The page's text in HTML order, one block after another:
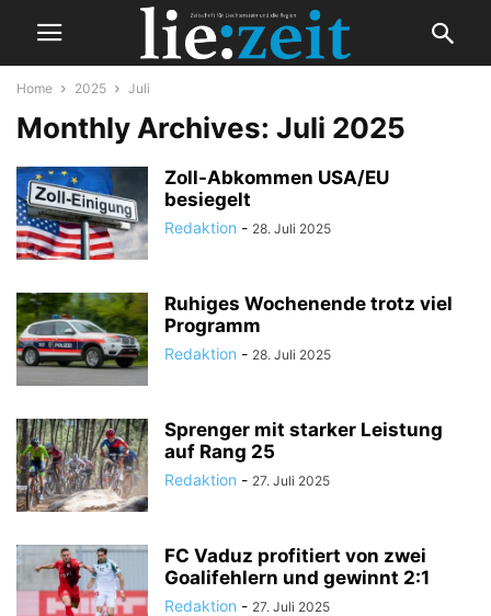
Home 2025 Juli
Monthly Archives: Juli 2025
Zoll-Abkommen USA/EU
besiegelt
Redaktion - 28. Juli 2025
Ruhiges Wochenende trotz viel
Programm
Redaktion - 28. Juli 2025
Sprenger mit starker Leistung
auf Rang 25
Redaktion - 27. Juli 2025
FC Vaduz profitiert von zwei
Goalifehlern und gewinnt 2:1
Redaktion - 27. Juli 2025